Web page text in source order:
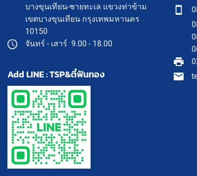
บางขุนเทียน-ชายทะเล แขวงท่าข้าม
เขตบางขุนเทียน กรุงเทพมหานคร
10150
จันทร์ - เสาร์ 9.00 - 18.00
Add LINE : TSP&ตี๋ฟันทอง